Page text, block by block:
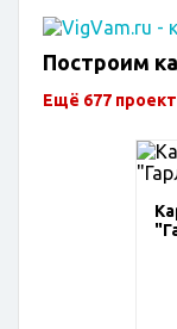
Построим
Ещё 677